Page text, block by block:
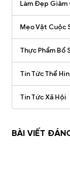
Làm Đẹp Giảm
Mẹo Vặt Cuộc
Thực Phẩm Bổ
Tin Tức Thể
Tin Tức Xã Hội
BÀI VIẾT